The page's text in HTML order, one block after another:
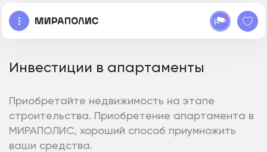
Инвестиции в апартаменты
Приобретайте недвижимость на этапе
строительства. Приобретение апартамента в
МИРАПОЛИС, хороший способ приумножить
ваши средства.